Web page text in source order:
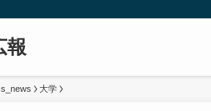
報
大学